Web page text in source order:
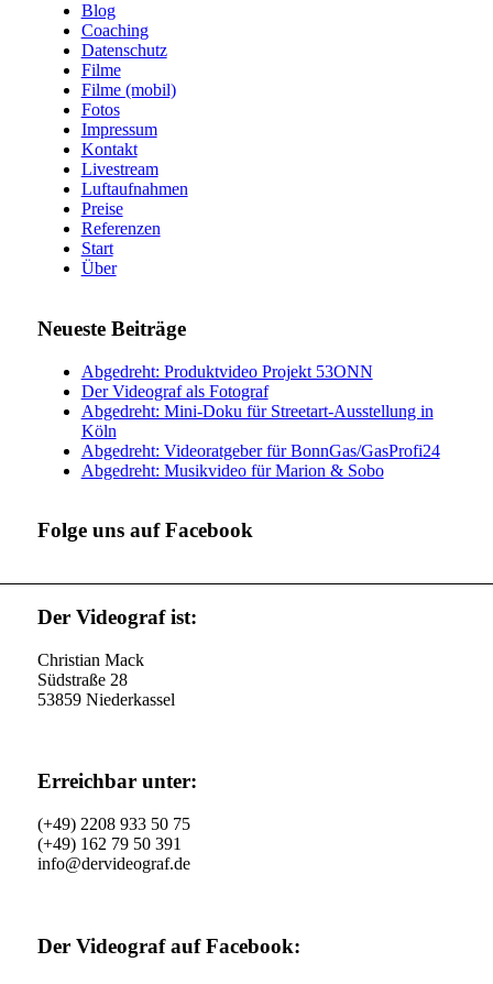
Blog
Coaching
Datenschutz
Filme
Filme (mobil)
Fotos
Impressum
Kontakt
Livestream
Luftaufnahmen
Preise
Referenzen
Start
Über
Neueste Beiträge
Abgedreht: Produktvideo Projekt 53ONN
Der Videograf als Fotograf
Abgedreht: Mini-Doku für Streetart-Ausstellung in
Köln
Abgedreht: Videoratgeber für BonnGas/GasProfi24
Abgedreht: Musikvideo für Marion & Sobo
Folge uns auf Facebook
Der Videograf ist:
Christian Mack
Südstraße 28
53859 Niederkassel
Erreichbar unter:
(+49) 2208 933 50 75
(+49) 162 79 50 391
info@dervideograf.de
Der Videograf auf Facebook: